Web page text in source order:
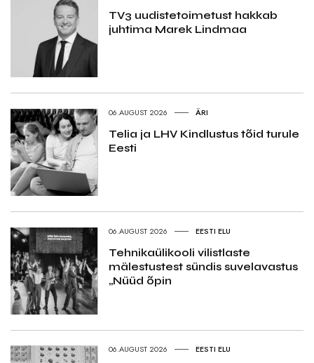
TV3 uudistetoimetust hakkab
juhtima Marek Lindmaa
06.AUGUST 2026 ÄRI
Telia ja LHV Kindlustus tõid turule
Eesti
06.AUGUST 2026 EESTI ELU
Tehnikaülikooli vilistlaste
mälestustest sündis suvelavastus
„Nüüd õpin
06.AUGUST 2026 EESTI ELU